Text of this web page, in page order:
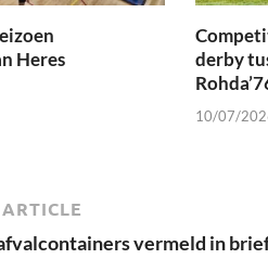
Heres
derby
10/07/
vermeld in